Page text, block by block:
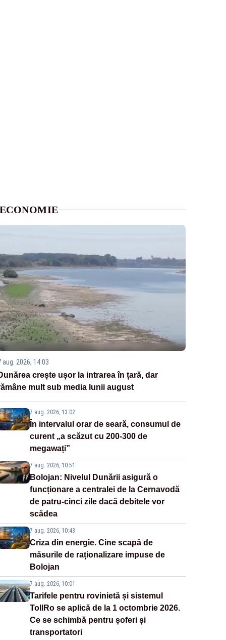
aug. 2026, 14:03
crește ușor la intrarea în țară, dar
mult sub media lunii august
7 aug. 2026, 13:02
În intervalul orar de seară, consumul de
curent „a scăzut cu 200-300 de
megawați”
7 aug. 2026, 10:51
Bolojan: Nivelul Dunării asigură o
funcționare a centralei de la Cernavodă
de patru-cinci zile dacă debitele vor
scădea
7 aug. 2026, 10:43
Criza din energie. Cine scapă de
măsurile de raționalizare impuse de
Bolojan
7 aug. 2026, 10:01
Tarifele pentru rovinietă și sistemul
TollRo se aplică de la 1 octombrie 2026.
Ce se schimbă pentru șoferi și
transportatori